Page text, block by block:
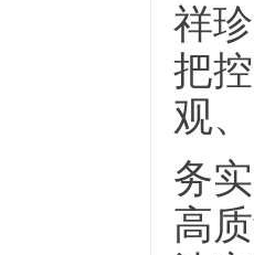
祥
把
观
务
高